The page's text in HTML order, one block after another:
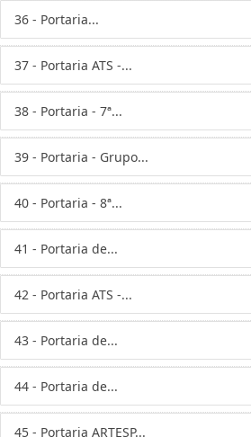
36 - Portaria...
37 - Portaria ATS -...
38 - Portaria - 7ª...
39 - Portaria - Grupo...
40 - Portaria - 8ª...
41 - Portaria de...
42 - Portaria ATS -...
43 - Portaria de...
44 - Portaria de...
45 - Portaria ARTESP...